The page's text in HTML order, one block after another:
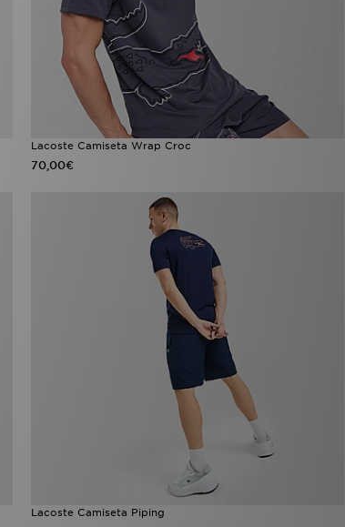
Lacoste Camiseta Wrap Croc
70,00€
Lacoste Camiseta Piping